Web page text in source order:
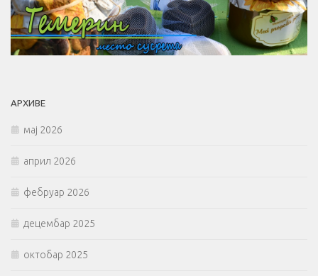
АРХИВЕ
мај 2026
април 2026
фебруар 2026
децембар 2025
октобар 2025